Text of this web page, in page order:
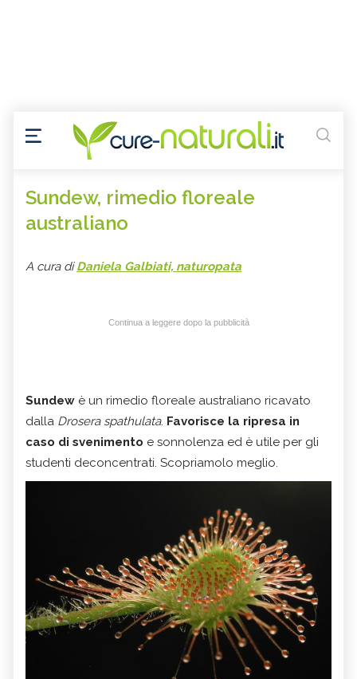
Sundew, rimedio floreale
australiano
A cura diDaniela Galbiati, naturopata
Continua a leggere dopo la pubblicità
Sundew è un rimedio floreale australiano ricavato
dalla Drosera spathulata. Favorisce la ripresa in
caso di svenimento e sonnolenza ed è utile per gli
studenti deconcentrati. Scopriamolo meglio.